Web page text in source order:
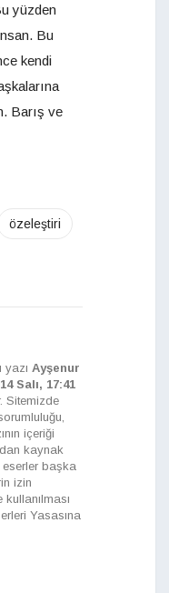
yüzden
Bu
kendi
Barış ve
özeleştiri
yazı Ayşenur
Salı, 17:41
Sitemizde
içeriği
kaynak
başka
izin
Yasasına